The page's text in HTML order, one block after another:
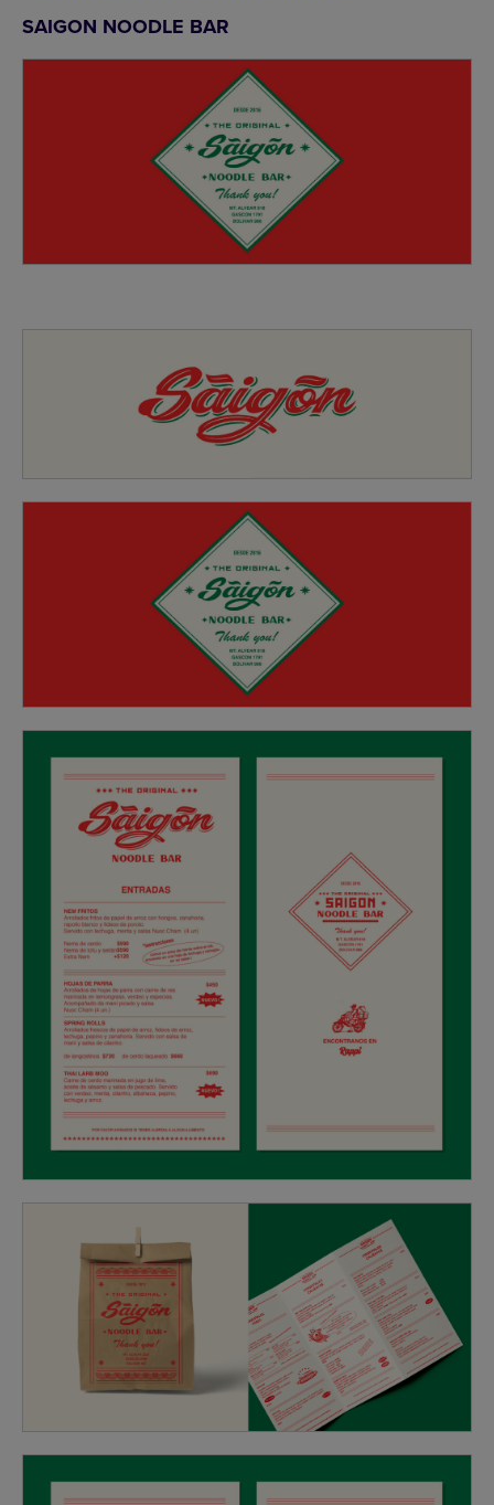
SAIGON NOODLE BAR